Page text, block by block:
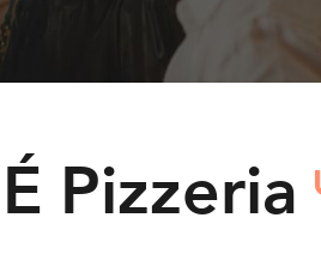
Pizzeria